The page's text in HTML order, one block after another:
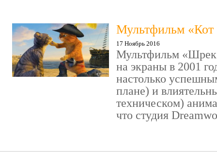
Мультфильм «Кот
17 Ноябрь 2016
Мультфильм
на экраны в 2001
настолько
плане) и
техническом)
что студия